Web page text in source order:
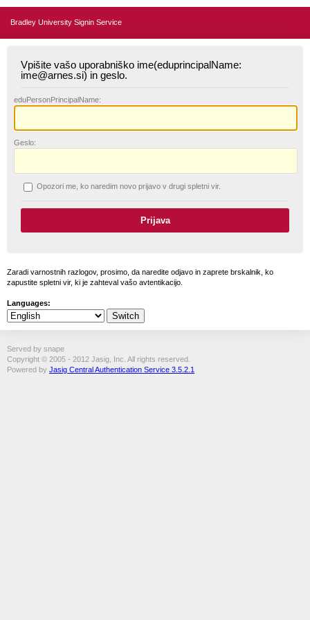
Bradley University Signin Service
Vpišite vašo uporabniško ime(eduprincipalName:
ime@arnes.si) in geslo.
eduPersonPrincipalName:
Geslo:
Opozori me, ko naredim novo prijavo v drugi spletni vir.
Zaradi varnostnih razlogov, prosimo, da naredite odjavo in zaprete brskalnik, ko
zapustite spletni vir, ki je zahteval vašo avtentikacijo.
Languages:
Served by snape
Copyright © 2005 - 2012 Jasig, Inc. All rights reserved.
Powered by Jasig Central Authentication Service 3.5.2.1